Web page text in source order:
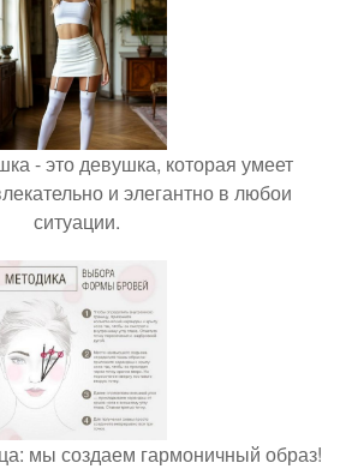
- это девушка, которая умеет
и элегантно в любои
ситуации.
мы создаем гармоничный образ!